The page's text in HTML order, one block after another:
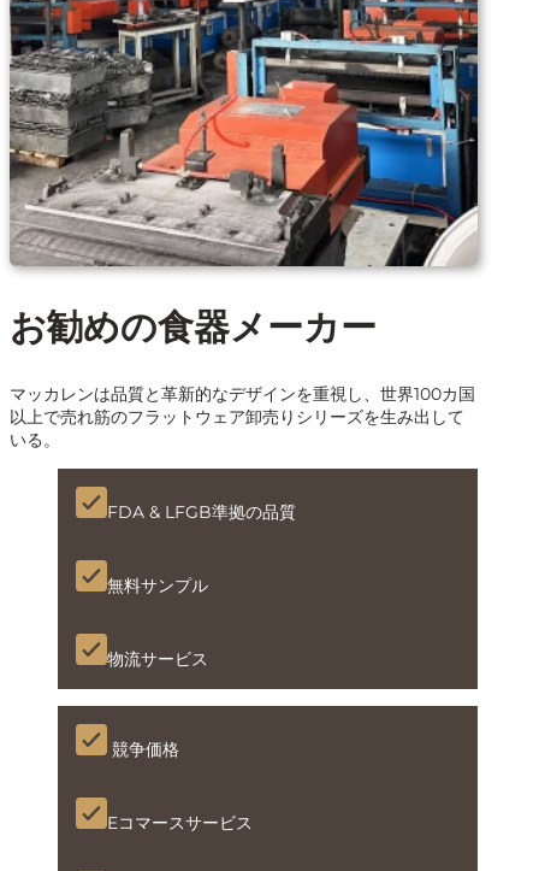
お勧めの食器メーカー
マッカレンは品質と革新的なデザインを重視し、世界100カ国
以上で売れ筋のフラットウェア卸売りシリーズを生み出して
いる。
FDA & LFGB準拠の品質
無料サンプル
物流サービス
競争価格
Eコマースサービス